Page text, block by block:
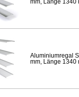
mm, Länge 1340
Aluminiumregal
mm, Länge 1340